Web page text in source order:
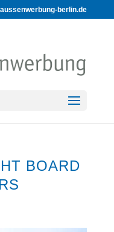
berlin.de
BOARD